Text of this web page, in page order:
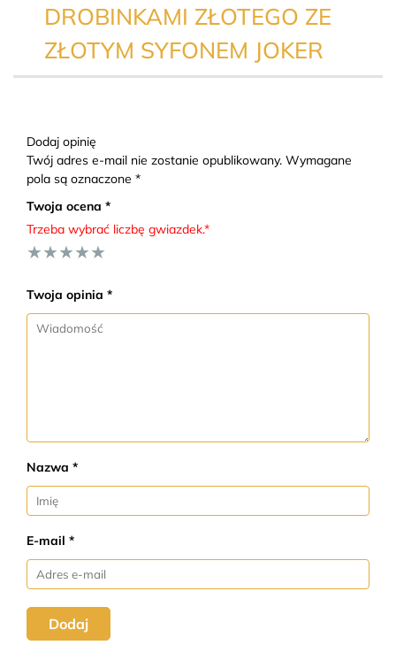
DROBINKAMI ZŁOTEGO ZE
ZŁOTYM SYFONEM JOKER
Dodaj opinię
Twój adres e-mail nie zostanie opublikowany. Wymagane
pola są oznaczone *
Twoja ocena *
Trzeba wybrać liczbę gwiazdek.*
★
★
★
★
★
Twoja opinia *
Nazwa *
E-mail *
Dodaj